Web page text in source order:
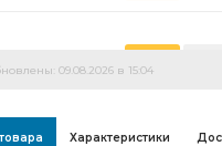
09.08.2026 в 15:04
Характеристики